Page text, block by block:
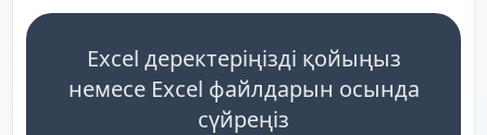
Excel деректеріңізді қойыңыз
немесе Excel файлдарын осында
сүйреңіз